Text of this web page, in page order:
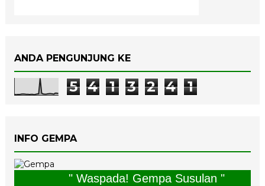
ANDA PENGUNJUNG KE
5 4 1 3 2 4 1
INFO GEMPA
" Waspada! Gempa Susulan "